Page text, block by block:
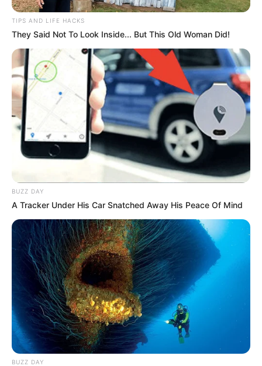
vásárolnak, hogy elkerüljék a felesleges
kiadásokat.
TIPS AND LIFE HACKS
They Said Not To Look Inside... But This Old Woman Did!
BUZZ DAY
A Tracker Under His Car Snatched Away His Peace Of Mind
BUZZ DAY